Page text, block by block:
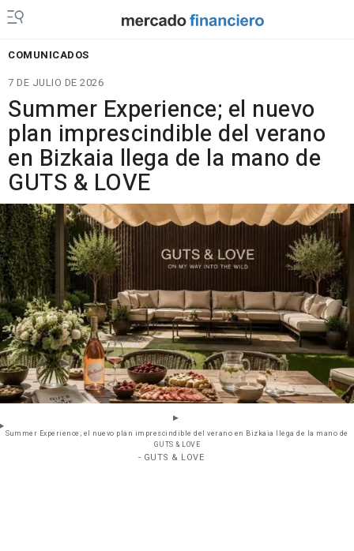
COMUNICADOS
7 DE JULIO DE 2026
Summer Experience; el nuevo
plan imprescindible del verano
en Bizkaia llega de la mano de
GUTS & LOVE
Summer Experience; el nuevo plan imprescindible del verano en Bizkaia llega de la mano de
GUTS & LOVE
- GUTS & LOVE